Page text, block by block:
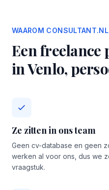
WAAROM CONSULTANT.NL
Een freelance
in Venlo,
Ze zitten in ons team
Geen cv-database en geen
werken al voor ons, dus we
vraagstuk.